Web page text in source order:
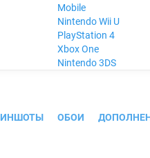
Mobile
Nintendo Wii U
PlayStation 4
Xbox One
Nintendo 3DS
ОБОИ